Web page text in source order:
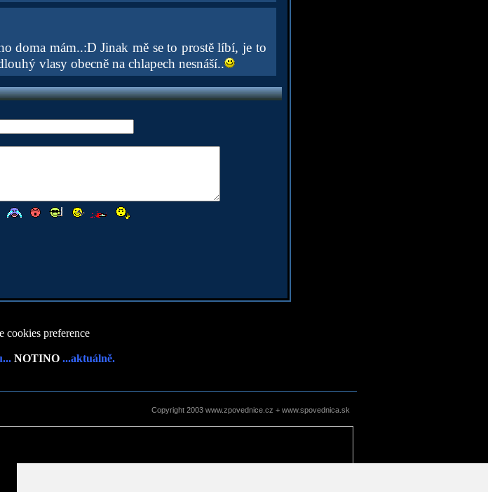
doma mám..:D Jinak mě se to prostě líbí, je to
vlasy obecně na chlapech nesnáší..
cookies preference
NOTINO ...aktuálně.
Copyright 2003 www.zpovednice.cz + www.spovednica.sk